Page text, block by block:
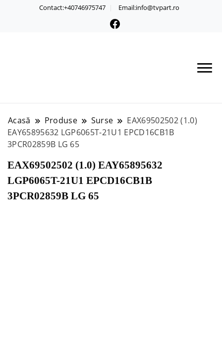
Contact:+40746975747 Email:info@tvpart.ro
Acasă Produse Surse
EAX69502502 (1.0)
EAY65895632 LGP6065T-21U1 EPCD16CB1B
3PCR02859B LG 65
EAX69502502 (1.0) EAY65895632
LGP6065T-21U1 EPCD16CB1B
3PCR02859B LG 65